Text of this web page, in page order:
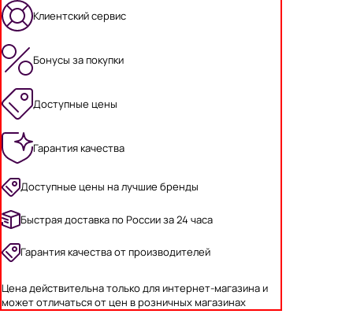
Клиентский сервис
Бонусы за покупки
Доступные цены
Гарантия качества
Доступные цены на лучшие бренды
Быстрая доставка по России за 24 часа
Гарантия качества от производителей
Цена действительна только для интернет-магазина и
может отличаться от цен в розничных магазинах